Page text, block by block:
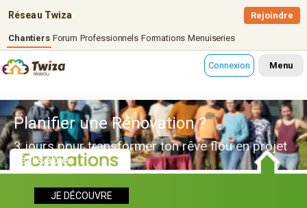
Réseau Twiza
Chantiers Forum Professionnels Formations Menuiseries
Rejoindre
Connexion Menu
Planifier une Rénovation ?
3 jours pour transformer ton rêve flou en projet
réalisable
JE DÉCOUVRE